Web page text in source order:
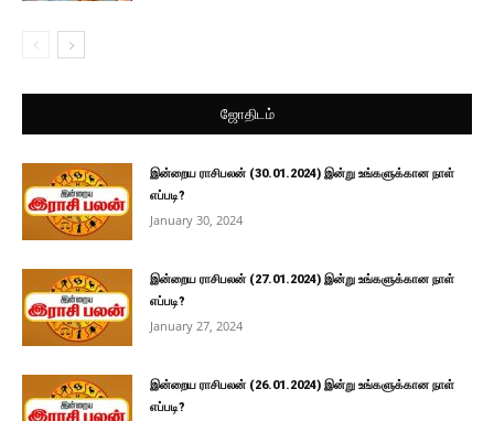
ஜோதிடம்
இன்றைய ராசிபலன் (30.01.2024) இன்று உங்களுக்கான நாள்
எப்படி?
January 30, 2024
இன்றைய ராசிபலன் (27.01.2024) இன்று உங்களுக்கான நாள்
எப்படி?
January 27, 2024
இன்றைய ராசிபலன் (26.01.2024) இன்று உங்களுக்கான நாள்
எப்படி?